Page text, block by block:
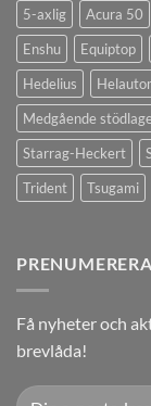
5-axlig Acura 50
Enshu
Equiptop
Hedelius
Medgående
Starrag-Heckert
Trident
Tsugami
PRENUMERERA
Få nyheter och
brevlåda!